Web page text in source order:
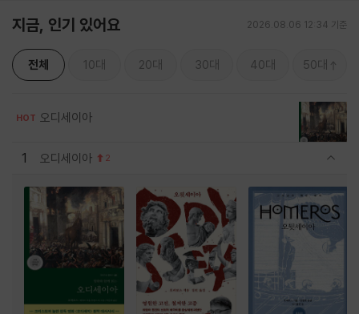
지금, 인기 있어요 2026.08.06 12:34 기준
전체 10대 20대 30대 40대 50대
HOT 오디세이아
1 오디세이아 2